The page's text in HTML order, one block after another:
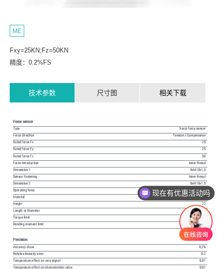
ME
Fxy=25KN;Fz=50KN
精度：0.2%FS
技术参数 尺寸图 相关下载
现在有优惠活动吗